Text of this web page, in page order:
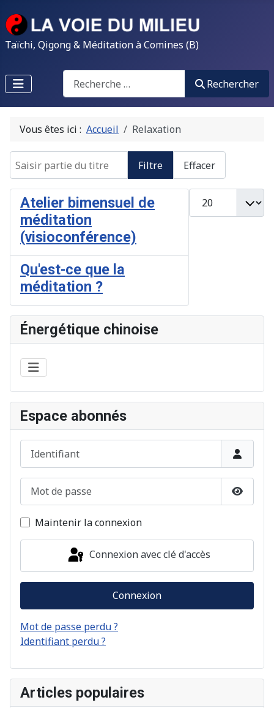
Taïchi, Qigong & Méditation à Comines (B)
Search
Rechercher
Vous êtes ici : Accueil Relaxation
Filtre Effacer
Atelier bimensuel de
méditation
(visioconférence)
Qu'est-ce que la
méditation ?
Énergétique chinoise
Espace abonnés
Identifiant
Mot de passe
Maintenir la connexion
Connexion avec clé d'accès
Connexion
Mot de passe perdu ?
Identifiant perdu ?
Articles populaires